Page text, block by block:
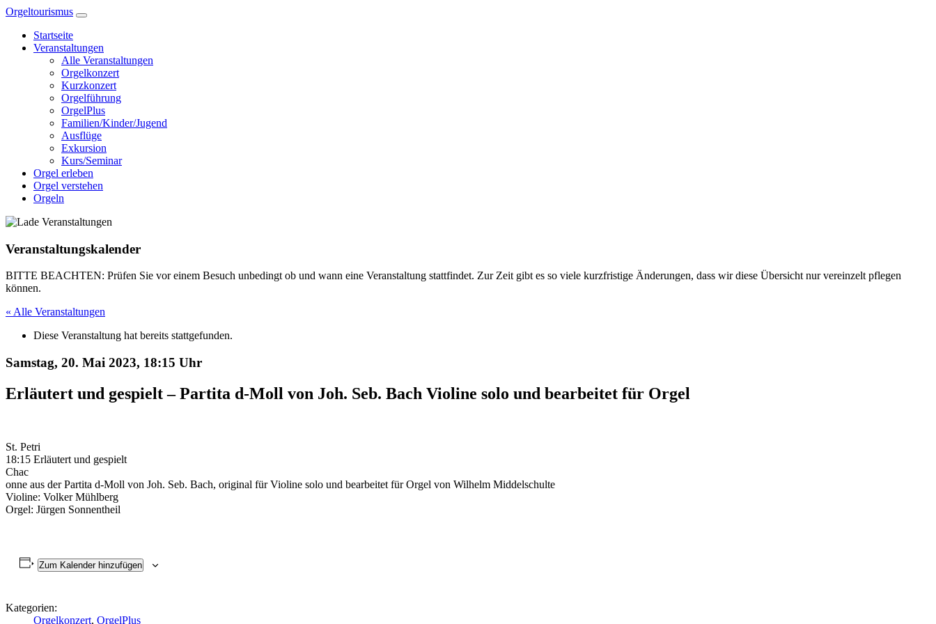
Zum
springen
Orgeltourismus
Startseite
Veranstaltungen
Alle Veranstaltungen
Orgelkonzert
Kurzkonzert
Orgelführung
OrgelPlus
Familien/Kinder/Jugend
Ausflüge
Exkursion
Kurs/Seminar
Orgel erleben
Orgel verstehen
Orgeln
Veranstaltungskalender
BITTE BEACHTEN: Prüfen Sie vor einem Besuch unbedingt ob und wann eine Veranstaltung stattfindet. Zur Zeit gibt es so viele kurzfristige Änderungen, dass wir diese Übersicht nur vereinzelt pflegen
können.
« Alle Veranstaltungen
Diese Veranstaltung hat bereits stattgefunden.
Samstag, 20. Mai 2023, 18:15 Uhr
Erläutert und gespielt – Partita d-Moll von Joh. Seb. Bach Violine solo und bearbeitet für Orgel
St. Petri
18:15 Erläutert und gespielt
Chac
onne aus der Partita d-Moll von Joh. Seb. Bach, original für Violine solo und bearbeitet für Orgel von Wilhelm Middelschulte
Violine: Volker Mühlberg
Orgel: Jürgen Sonnentheil
Zum Kalender hinzufügen
Kategorien:
Orgelkonzert, OrgelPlus